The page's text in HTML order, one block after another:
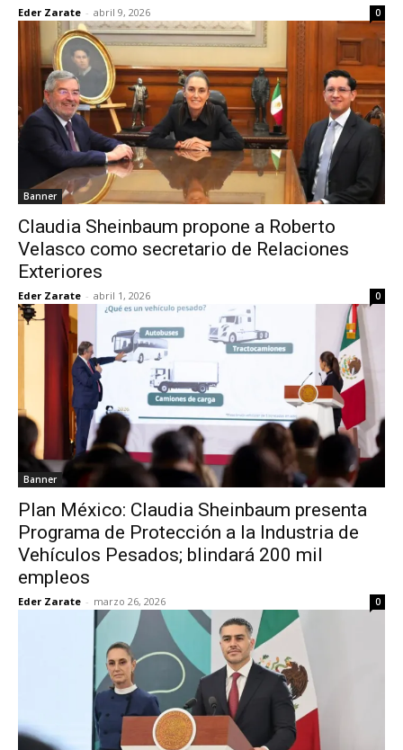
Eder Zarate - abril 9, 2026 0
Banner
Claudia Sheinbaum propone a Roberto
Velasco como secretario de Relaciones
Exteriores
Eder Zarate - abril 1, 2026 0
Banner
Plan México: Claudia Sheinbaum presenta
Programa de Protección a la Industria de
Vehículos Pesados; blindará 200 mil
empleos
Eder Zarate - marzo 26, 2026 0